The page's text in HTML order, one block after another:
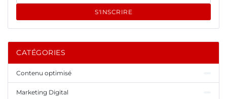
S'INSCRIRE
CATÉGORIES
Contenu optimisé
Marketing Digital